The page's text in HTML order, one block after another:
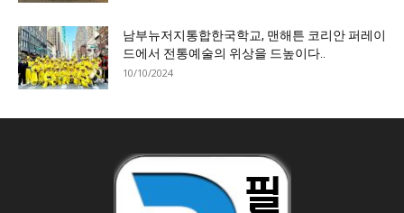
남부뉴저지통합한국학교, 맨해튼 코리안 퍼레이
드에서 전통예술의 위상을 드높이다..
10/10/2024